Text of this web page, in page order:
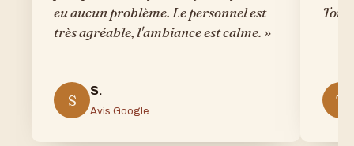
eu aucun problème. Le personnel est
très agréable, l'ambiance est calme. »
S
S.
Avis Google
Tout
T